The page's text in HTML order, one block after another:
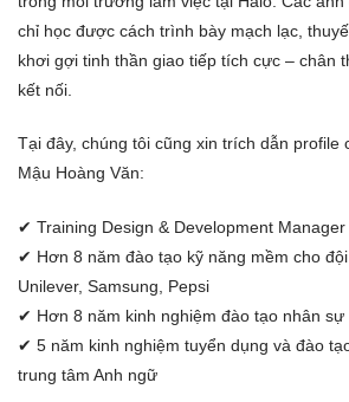
chỉ học được cách trình bày mạch lạc,
khơi gợi tinh thần giao tiếp tích cực – chân
kết nối.
Tại đây, chúng tôi cũng xin trích dẫn profile
Mậu Hoàng Văn:
✔ Training Design & Development
✔ Hơn 8 năm đào tạo kỹ năng mềm cho
Unilever, Samsung, Pepsi
✔ Hơn 8 năm kinh nghiệm đào tạo nhân sự
✔ 5 năm kinh nghiệm tuyển dụng và đào
trung tâm Anh ngữ